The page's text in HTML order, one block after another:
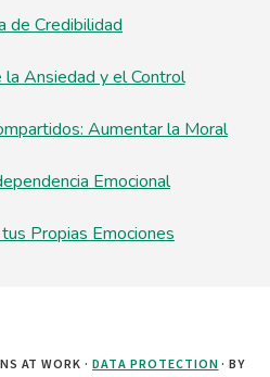
de Credibilidad
la Ansiedad y el Control
Aumentar la Moral
Emocional
Propias Emociones
AT WORK ·DATA PROTECTION · BY